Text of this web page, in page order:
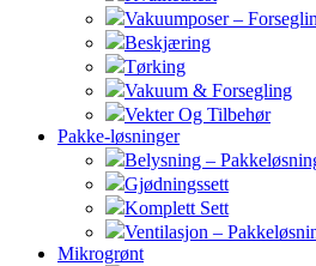
Vakuumposer –
Beskjæring
Tørking
Vakuum & Forsegling
Vekter Og Tilbehør
Pakke-løsninger
Belysning –
Gjødningssett
Komplett Sett
Ventilasjon –
Mikrogrønt